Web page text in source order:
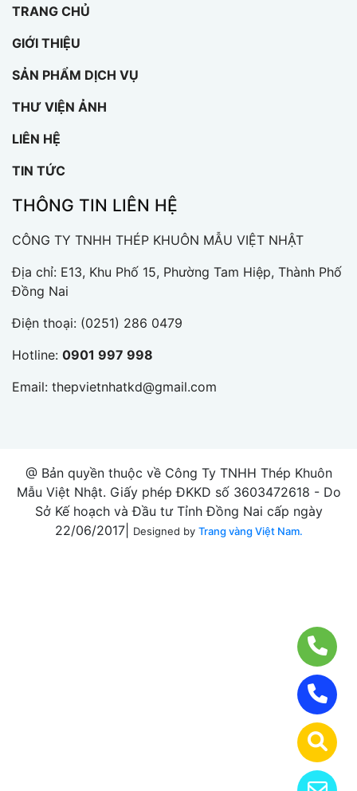
TRANG CHỦ
GIỚI THIỆU
SẢN PHẨM DỊCH VỤ
THƯ VIỆN ẢNH
LIÊN HỆ
TIN TỨC
THÔNG TIN LIÊN HỆ
CÔNG TY TNHH THÉP KHUÔN MẪU VIỆT NHẬT
Địa chỉ: E13, Khu Phố 15, Phường Tam Hiệp, Thành Phố
Đồng Nai
Điện thoại: (0251) 286 0479
Hotline: 0901 997 998
Email: thepvietnhatkd@gmail.com
@ Bản quyền thuộc về Công Ty TNHH Thép Khuôn
Mẫu Việt Nhật. Giấy phép ĐKKD số 3603472618 - Do
Sở Kế hoạch và Đầu tư Tỉnh Đồng Nai cấp ngày
22/06/2017|
Designed by Trang vàng Việt Nam.